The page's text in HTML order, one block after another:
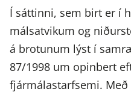
Í sáttinni, sem birt er í
málsatvikum og
á brotunum lýst í
87/1998 um opinbert
fjármálastarfsemi.